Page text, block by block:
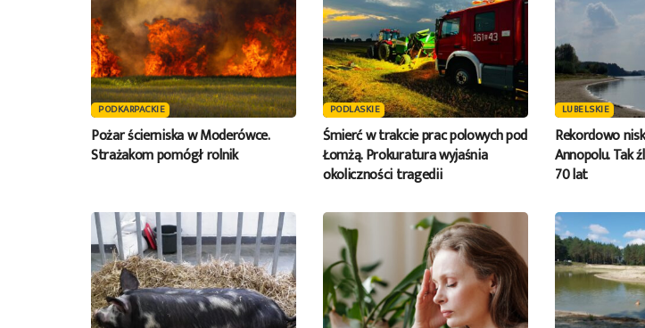
PODKARPACKIE
Pożar ścierniska w Moderówce.
Strażakom pomógł rolnik
PODLASKIE
Śmierć w trakcie prac polowych pod
Łomżą. Prokuratura wyjaśnia
okoliczności tragedii
LUBELSKIE
Rekordowo
Annopolu. Tak
70 lat